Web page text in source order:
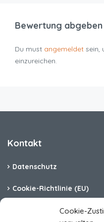
Cookie-
Bewertung abgeben
Du must angemeldet sein,
einzureichen.
Kontakt
Datenschutz
Cookie-Richtlinie (EU)
Barrierefreiheit